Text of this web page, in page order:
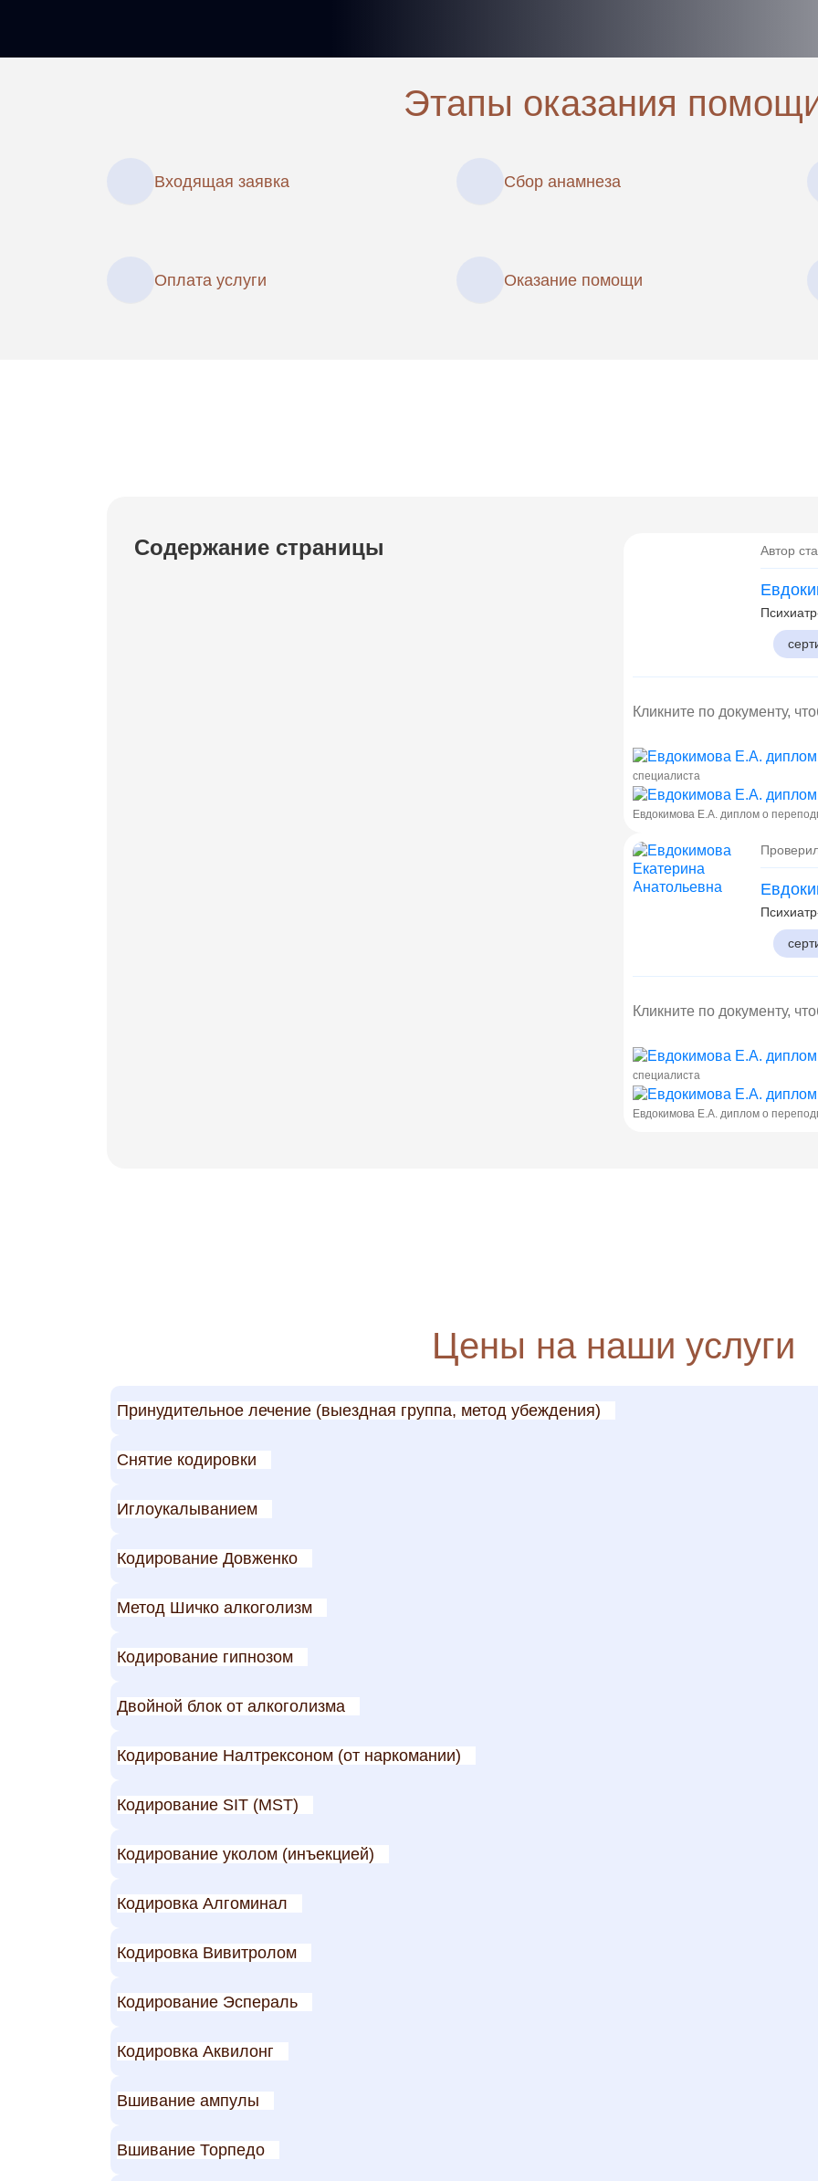
Этапы оказания
Входящая заявка Сбор анамнеза
Оплата услуги Оказание помощи
Содержание страницы Автор
Кликните по документу,
специалиста
Евдокимова Е.А. диплом о
Кликните по документу,
специалиста
Евдокимова Е.А. диплом о
Цены на наши услуги
Принудительное лечение (выездная группа, метод убеждения)
Снятие кодировки
Иглоукалыванием
Кодирование Довженко
Метод Шичко алкоголизм
Кодирование гипнозом
Двойной блок от алкоголизма
Кодирование Налтрексоном (от наркомании)
Кодирование SIT (MST)
Кодирование уколом (инъекцией)
Кодировка Алгоминал
Кодировка Вивитролом
Кодирование Эспераль
Кодировка Аквилонг
Вшивание ампулы
Вшивание Торпедо